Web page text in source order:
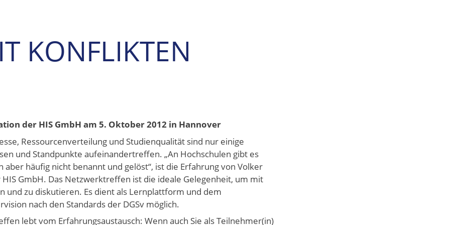
KONFLIKTEN
der HIS GmbH am 5. Oktober 2012 in Hannover
Ressourcenverteilung und Studienqualität sind nur einige
und Standpunkte aufeinandertreffen. „An Hochschulen gibt es
häufig nicht benannt und gelöst“, ist die Erfahrung von Volker
GmbH. Das Netzwerktreffen ist die ideale Gelegenheit, um mit
und zu diskutieren. Es dient als Lernplattform und dem
nach den Standards der DGSv möglich.
lebt vom Erfahrungsaustausch: Wenn auch Sie als Teilnehmer(in)